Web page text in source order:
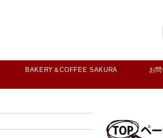
BAKERY＆COFFEE SAKURA お